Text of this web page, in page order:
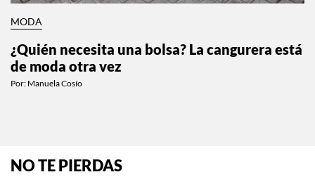
MODA
¿Quién necesita una bolsa? La cangurera está
de moda otra vez
Por: Manuela Cosío
NO TE PIERDAS